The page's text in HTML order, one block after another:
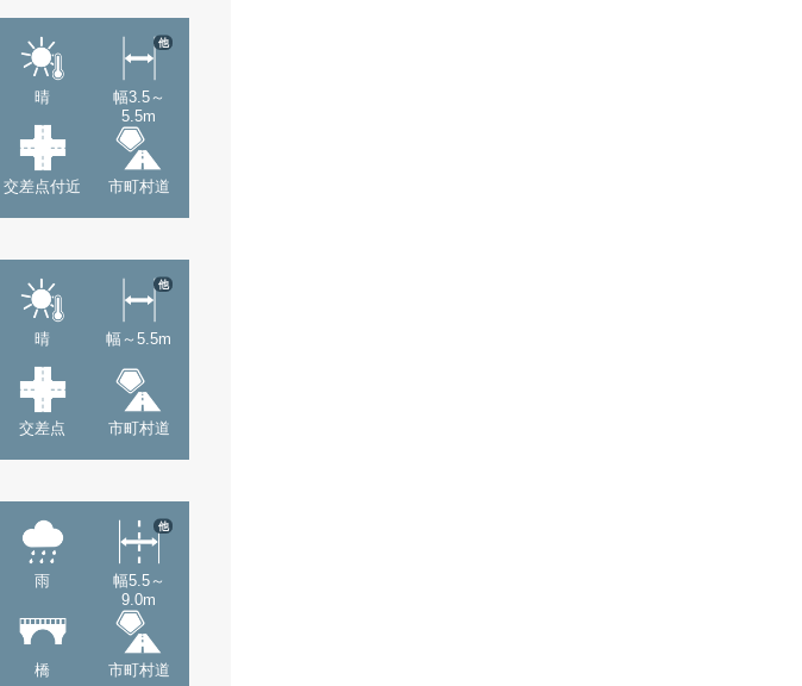
晴
幅3.5～
5.5m
他
交差点付近 市町村道
晴 幅～5.5m
他
交差点 市町村道
雨
幅5.5～
9.0m
他
橋 市町村道